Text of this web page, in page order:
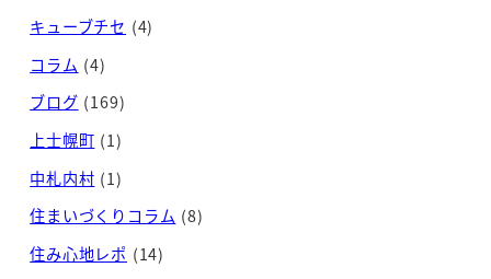
キューブチセ (4)
コラム (4)
ブログ (169)
上士幌町 (1)
中札内村 (1)
住まいづくりコラム (8)
住み心地レポ (14)